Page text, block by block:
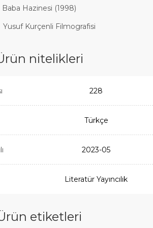
Baba Hazinesi (1998)
Kurçenli Filmografisi
nitelikleri
228
Türkçe
2023-05
Literatür Yayıncılık
etiketleri